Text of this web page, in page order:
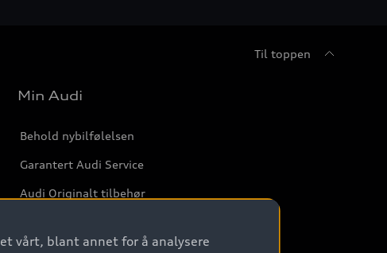
Til toppen
Min Audi
Behold nybilfølelsen
Garantert Audi Service
Audi Originalt tilbehør
vårt, blant annet for å analysere